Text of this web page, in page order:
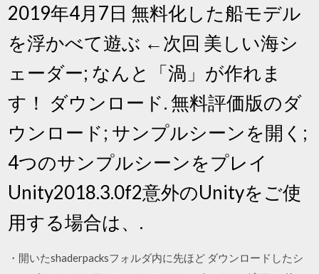
2019年4月7日 無料化した船モデル
を浮かべて遊ぶ ←次回 美しい海シ
ェーダー; なんと「渦」が作れま
す！ ダウンロード. 無料評価版のダ
ウンロード; サンプルシーンを開く;
4つのサンプルシーンをプレイ
Unity2018.3.0f2意外のUnityをご使
用する場合は、.
・開いたshaderpacksフォルダ内に先ほど ダウンロードしたシ